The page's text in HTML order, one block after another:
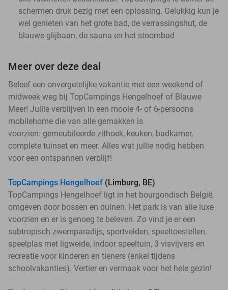
schermen druk bezig met een oplossing. Gelukkig kun je
wel genieten van het grote bad, de verrassingshut, de
blauwe glijbaan, de sauna en het stoombad
Meer over deze deal
Beleef een onvergetelijke vakantie met een weekend of
midweek weg bij TopCampings Hengelhoef of Blauwe
Meer! Jullie verblijven in een mooie 4- of 6-persoons
mobilehome die van alle gemakken is
voorzien: gemeubileerde zithoek, keuken, badkamer,
complete tuinset en meer. Alles wat jullie nodig hebben
voor een ontspannen verblijf!
TopCampings Hengelhoef (Limburg, BE)
TopCampings Hengelhoef ligt in het bourgondisch België,
omgeven door bossen en duinen. Het park is van alle luxe
voorzien en er is genoeg te beleven. Zo vind je er een
subtropisch zwemparadijs, sportvelden, speeltoestellen,
speelplas met ligweide, indoor speeltuin, 3 visvijvers en
recreatie voor kinderen en tieners (enkel tijdens
schoolvakanties). Vertier en vermaak voor het hele gezin!